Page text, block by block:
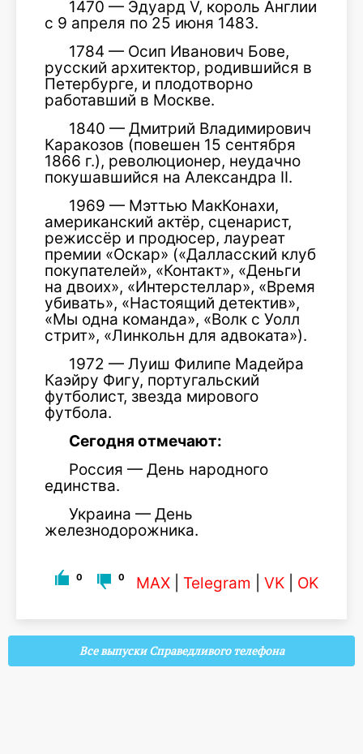
1470 — Эдуард V, король Англии
с 9 апреля по 25 июня 1483.
1784 — Осип Иванович Бове,
русский архитектор, родившийся в
Петербурге, и плодотворно
работавший в Москве.
1840 — Дмитрий Владимирович
Каракозов (повешен 15 сентября
1866 г.), революционер, неудачно
покушавшийся на Александра II.
1969 — Мэттью МакКонахи,
американский актёр, сценарист,
режиссёр и продюсер, лауреат
премии «Оскар» («Далласский клуб
покупателей», «Контакт», «Деньги
на двоих», «Интерстеллар», «Время
убивать», «Настоящий детектив»,
«Мы одна команда», «Волк с Уолл
стрит», «Линкольн для адвоката»).
1972 — Луиш Филипе Мадейра
Каэйру Фигу, португальский
футболист, звезда мирового
футбола.
Сегодня отмечают:
Россия — День народного
единства.
Украина — День
железнодорожника.
0 0 MAX Telegram VK OK
Все выпуски Справедливого телефона